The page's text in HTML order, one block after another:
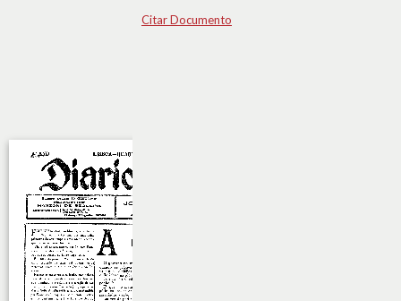
Citar Documento